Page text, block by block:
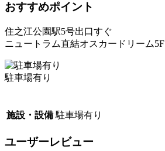
おすすめポイント
住之江公園駅5号出口すぐ
ニュートラム直結オスカードリーム5F
駐車場有り
施設・設備 駐車場有り
ユーザーレビュー